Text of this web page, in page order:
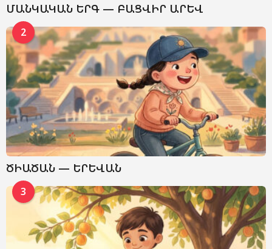
ՄԱՆԿԱԿԱՆ ԵՐԳ — ԲԱՑՎԻՐ ԱՐԵՎ
2
ԾԻԱԾԱՆ — ԵՐԵՎԱՆ
3